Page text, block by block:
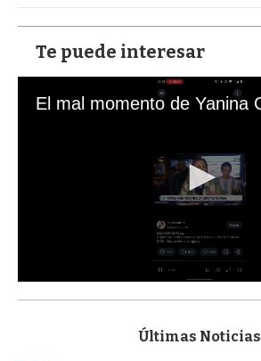
Te puede interesar
s
Últimas Noticias